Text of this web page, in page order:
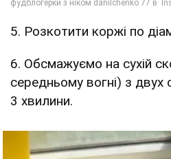
5. Розкотити коржі по
6. Обсмажуємо на сухій
середньому вогні) з двух
3 хвилини.